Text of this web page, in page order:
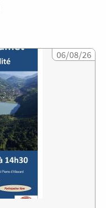
06/08/26